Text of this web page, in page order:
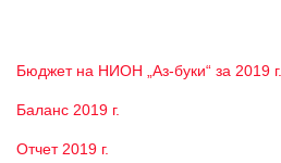
Бюджет на НИОН „Аз-буки“ за 2019 г.
Баланс 2019 г.
Отчет 2019 г.